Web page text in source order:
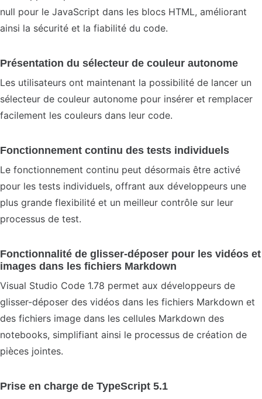
null pour le JavaScript dans les blocs HTML, améliorant
ainsi la sécurité et la fiabilité du code.
Présentation du sélecteur de couleur autonome
Les utilisateurs ont maintenant la possibilité de lancer un
sélecteur de couleur autonome pour insérer et remplacer
facilement les couleurs dans leur code.
Fonctionnement continu des tests individuels
Le fonctionnement continu peut désormais être activé
pour les tests individuels, offrant aux développeurs une
plus grande flexibilité et un meilleur contrôle sur leur
processus de test.
Fonctionnalité de glisser-déposer pour les vidéos et
images dans les fichiers Markdown
Visual Studio Code 1.78 permet aux développeurs de
glisser-déposer des vidéos dans les fichiers Markdown et
des fichiers image dans les cellules Markdown des
notebooks, simplifiant ainsi le processus de création de
pièces jointes.
Prise en charge de TypeScript 5.1